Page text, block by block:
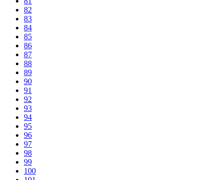
82
83
84
85
86
87
88
89
90
91
92
93
94
95
96
97
98
99
100